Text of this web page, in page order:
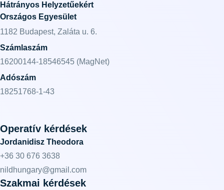
Hátrányos Helyzetűekért
Országos Egyesület
1182 Budapest, Zaláta u. 6.
Számlaszám
16200144-18546545 (MagNet)
Adószám
18251768-1-43
Operatív kérdések
Jordanidisz Theodora
+36 30 676 3638
nildhungary@gmail.com
Szakmai kérdések